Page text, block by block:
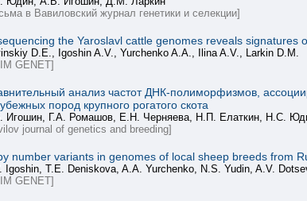
в Вавиловский журнал генетики и селекции]
the Yaroslavl cattle genomes reveals
D.E., Igoshin A.V., Yurchenko A.A., Ilina A.V., Larkin D.M.
GENET]
анализ частот ДНК-полиморфизмов,
пород крупного рогатого скота
Игошин, Г.А. Ромашов, Е.Н. Черняева, Н.П. Елаткин, Н.C.
journal of genetics and breeding]
number variants in genomes of local sheep breeds from
Igoshin, T.E. Deniskova, A.A. Yurchenko, N.S. Yudin, A.V.
GENET]